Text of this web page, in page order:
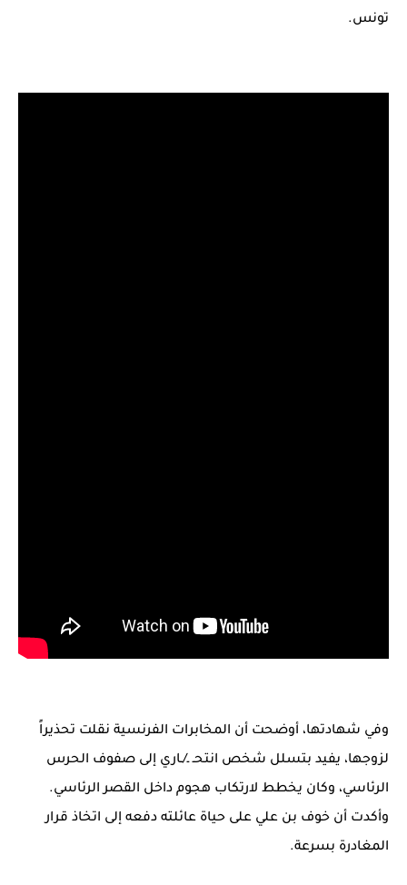
تونس.
وفي شهادتها، أوضحت أن المخابرات الفرنسية نقلت تحذيراً
لزوجها، يفيد بتسلل شخص انتحـ ـ/ـاري إلى صفوف الحرس
الرئاسي، وكان يخطط لارتكاب هجوم داخل القصر الرئاسي.
وأكدت أن خوف بن علي على حياة عائلته دفعه إلى اتخاذ قرار
المغادرة بسرعة.